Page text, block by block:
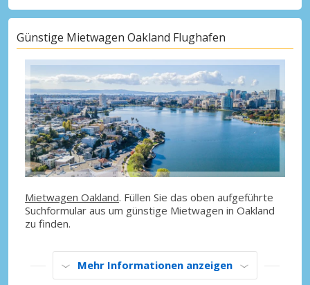
Günstige Mietwagen Oakland Flughafen
Mietwagen Oakland. Füllen Sie das oben aufgeführte
Suchformular aus um günstige Mietwagen in Oakland
zu finden.
Mehr Informationen anzeigen